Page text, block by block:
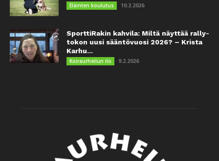
Eläinten koulutus 10.2.2026
SporttiRakin kahvila: Miltä näyttää rally-
tokon uusi sääntövuosi 2026? – Krista
Karhu...
Koiraurheilun ilo 9.2.2026